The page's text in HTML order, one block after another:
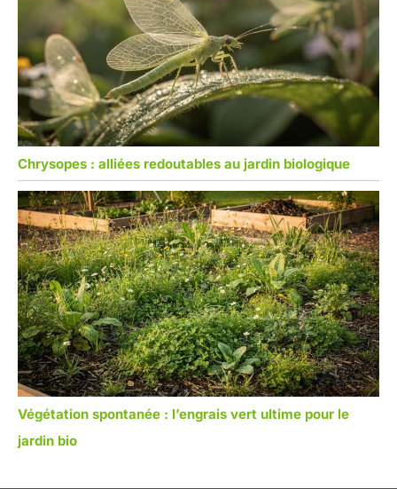
Chrysopes : alliées redoutables au jardin biologique
Végétation spontanée : l’engrais vert ultime pour le
jardin bio